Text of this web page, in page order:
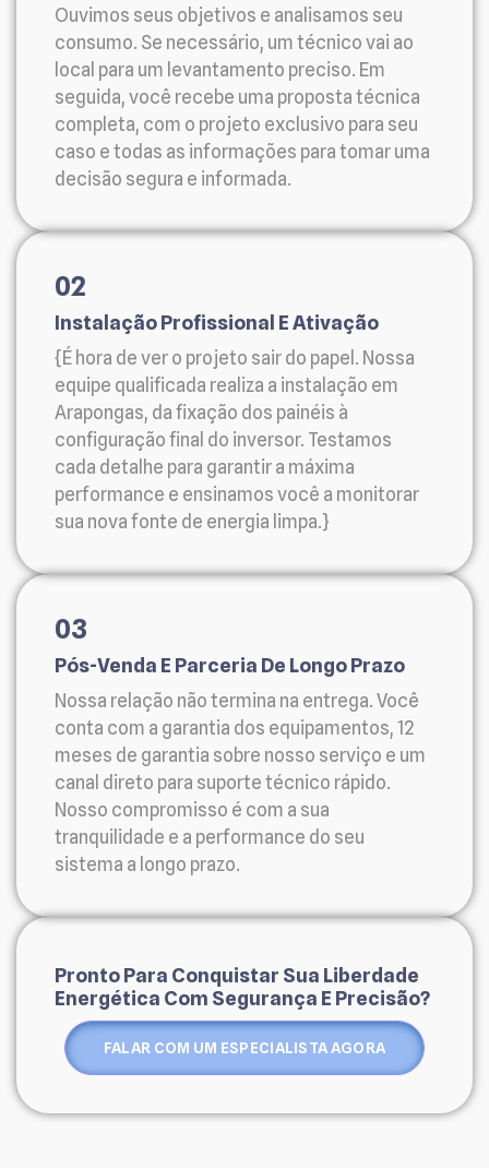
Ouvimos seus objetivos e analisamos seu
consumo. Se necessário, um técnico vai ao
local para um levantamento preciso. Em
seguida, você recebe uma proposta técnica
completa, com o projeto exclusivo para seu
caso e todas as informações para tomar uma
decisão segura e informada.
02
Instalação Profissional E Ativação
{É hora de ver o projeto sair do papel. Nossa
equipe qualificada realiza a instalação em
Arapongas, da fixação dos painéis à
configuração final do inversor. Testamos
cada detalhe para garantir a máxima
performance e ensinamos você a monitorar
sua nova fonte de energia limpa.}
03
Pós-Venda E Parceria De Longo Prazo
Nossa relação não termina na entrega. Você
conta com a garantia dos equipamentos, 12
meses de garantia sobre nosso serviço e um
canal direto para suporte técnico rápido.
Nosso compromisso é com a sua
tranquilidade e a performance do seu
sistema a longo prazo.
Pronto Para Conquistar Sua Liberdade
Energética Com Segurança E Precisão?
FALAR COM UM ESPECIALISTA AGORA